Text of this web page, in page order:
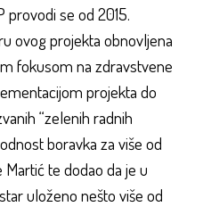
provodi se od 2015.
ovog projekta obnovljena
fokusom na zdravstvene
projekta do
“zelenih radnih
boravka za više od
te dodao da je u
uloženo nešto više od